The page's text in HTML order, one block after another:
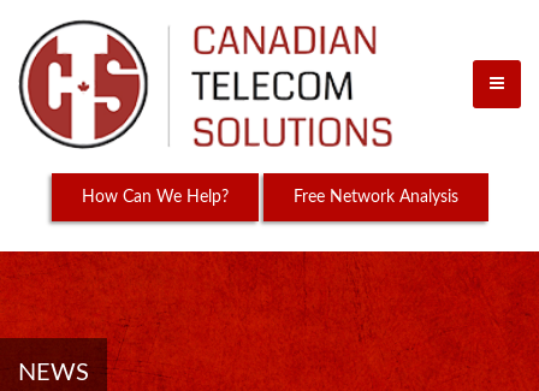
How Can We Help? Free Network Analysis
NEWS